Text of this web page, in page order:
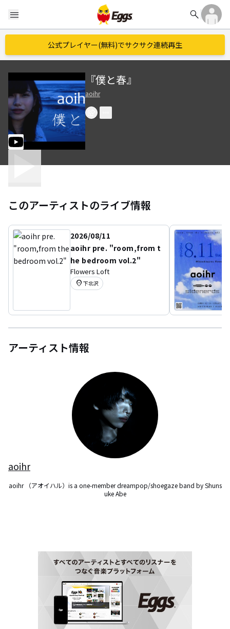
menu search
公式プレイヤー(無料)でサクサク連続再生
『僕と春』
aoihr
このアーティストのライブ情報
2026/08/11
aoihr pre. "room,from t
he bedroom vol.2"
Flowers Loft
location_on 下北沢
アーティスト情報
aoihr
aoihr （アオイハル）is a one-member dreampop/shoegaze band by Shuns
uke Abe